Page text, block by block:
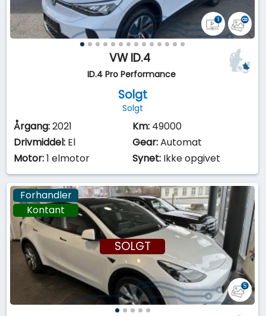
VW ID.4
ID.4 Pro Performance
Solgt
Solgt
Årgang:2021 Km: 49000
Drivmiddel: El Gear:Automat
Motor:1 elmotor Synet: Ikke opgivet
Kontant
Forhandler
SOLGT